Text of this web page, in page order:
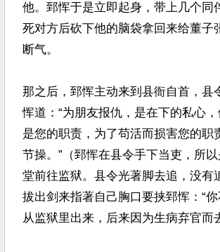
他。郅恽于是立即起身，带上几个同
死对方后砍下他的脑袋拿回来给董子
断气。
那之后，郅恽主动来到县衙自首，县
恽道：“为朋友报仇，是在下的私心
是您的职责，为了苟活而损害您的职
节操。”（郅恽在县令手下当吏，所
堂前往监狱。县令光著脚去追，没有
拔出剑来指著自己胸口要挟郅恽：“
从监狱里出来，后来因为生病弃官而